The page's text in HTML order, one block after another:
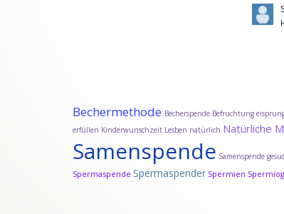
Bechermethode Becherspende Befruchtung
erfüllen Kinderwunschzeit Lesben natürlich Natürliche
Samenspende Samenspende
Spermaspende Spermaspender Spermien